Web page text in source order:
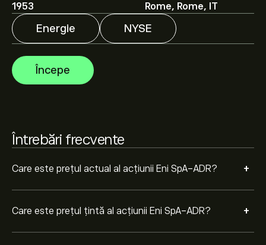
1953
Rome, Rome, IT
Energie NYSE
Începe
Întrebări frecvente
Care este prețul actual al acțiunii Eni SpA-ADR? +
Care este prețul țintă al acțiunii Eni SpA-ADR? +
Analiștii oferă previziuni pentru acțiunile Eni SpA-ADR
bazate pe tendințele pieței, rapoarte financiare și
creșterea estimată. Verifică cele mai recente previziuni